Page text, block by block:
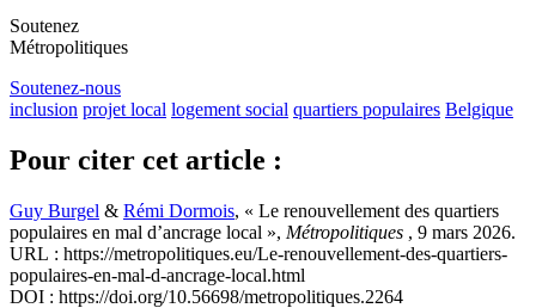
Soutenez
Métropolitiques
Soutenez-nous
inclusion projet local logement social quartiers populaires Belgique
Pour citer cet article :
Guy Burgel & Rémi Dormois, « Le renouvellement des quartiers
populaires en mal d’ancrage local », Métropolitiques , 9 mars 2026.
URL : https://metropolitiques.eu/Le-renouvellement-des-quartiers-
populaires-en-mal-d-ancrage-local.html
DOI : https://doi.org/10.56698/metropolitiques.2264